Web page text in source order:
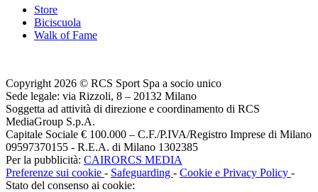
Store
Biciscuola
Walk of Fame
Copyright 2026 © RCS Sport Spa a socio unico
Sede legale: via Rizzoli, 8 – 20132 Milano
Soggetta ad attività di direzione e coordinamento di RCS
MediaGroup S.p.A.
Capitale Sociale € 100.000 – C.F./P.IVA/Registro Imprese di Milano
09597370155 - R.E.A. di Milano 1302385
Per la pubblicità: CAIRORCS MEDIA
Preferenze sui cookie - Safeguarding - Cookie e Privacy Policy -
Stato del consenso ai cookie: